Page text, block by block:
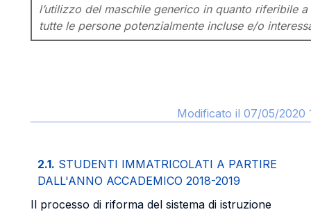
l’utilizzo del maschile generico in quanto riferibile a
tutte le persone potenzialmente incluse e/o
Modificato il 07/05/2020
2.1. STUDENTI IMMATRICOLATI A PARTIRE
DALL'ANNO ACCADEMICO 2018-2019
Il processo di riforma del sistema di istruzione